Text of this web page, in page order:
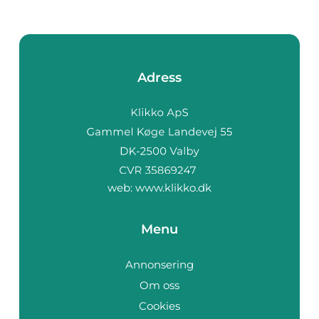
Adress
web: www.klikko.dk
Menu
Annonsering
Om oss
Cookies